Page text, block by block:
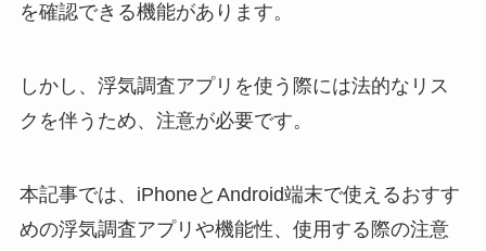
を確認できる機能があります。
しかし、浮気調査アプリを使う際には法的なリス
クを伴うため、注意が必要です。
本記事では、iPhoneとAndroid端末で使えるおすす
めの浮気調査アプリや機能性、使用する際の注意